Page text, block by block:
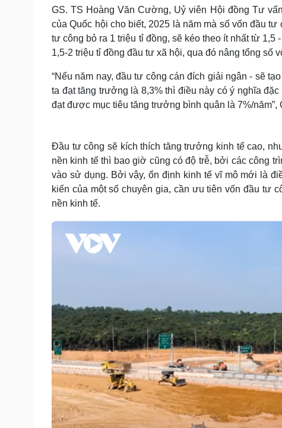
Sản phụ khoa
Nhi khoa
Nam khoa
Làm đẹp - giảm cân
Phòng mạch online
Ăn sạch sống khỏe
Tình yêu - Gia đình
Cải chính
GS. TS Hoàng Văn Cường, Uỷ viên Hội đồng Tư
của Quốc hội cho biết, 2025 là năm mà số vốn đầu
tư công bỏ ra 1 triệu tỉ đồng, sẽ kéo theo ít nhất từ
1,5-2 triệu tỉ đồng đầu tư xã hội, qua đó nâng tổng số
“Nếu năm nay, đầu tư công cán đích giải ngân - sẽ
ta đạt tăng trưởng là 8,3% thì điều này có ý nghĩa
đạt được mục tiêu tăng trưởng bình quân là 7%/năm”,
Đầu tư công sẽ kích thích tăng trưởng kinh tế cao,
nền kinh tế thì bao giờ cũng có độ trễ, bởi các công
vào sử dụng. Bởi vậy, ổn định kinh tế vĩ mô mới là
kiến của một số chuyên gia, cần ưu tiên vốn đầu tư
nền kinh tế.